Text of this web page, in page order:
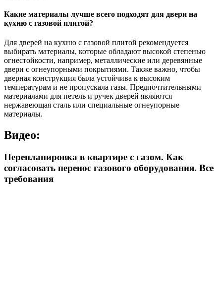
Какие материалы лучше всего подходят для двери на
кухню с газовой плитой?
Для дверей на кухню с газовой плитой рекомендуется
выбирать материалы, которые обладают высокой степенью
огнестойкости, например, металлические или деревянные
двери с огнеупорными покрытиями. Также важно, чтобы
дверная конструкция была устойчива к высоким
температурам и не пропускала газы. Предпочтительными
материалами для петель и ручек дверей являются
нержавеющая сталь или специальные огнеупорные
материалы.
Видео:
Перепланировка в квартире с газом. Как
согласовать перенос газового оборудования. Все
требования